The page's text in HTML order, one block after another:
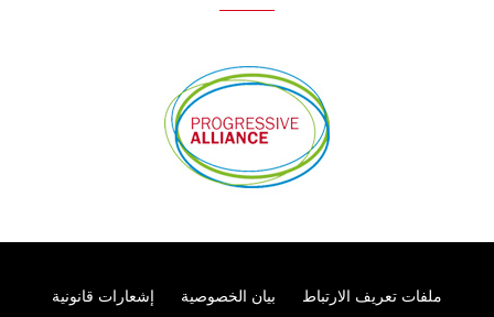
Footer
ملفات تعريف الارتباط بيان الخصوصية إشعارات قانونية